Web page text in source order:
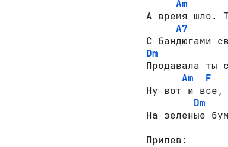
Am
А время шло.
A7
Dm
Продавала ты
Am
F
Ну вот и все,
Dm
На зеленые